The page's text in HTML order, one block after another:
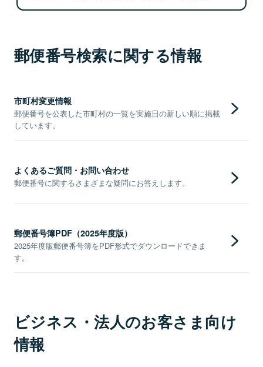
郵便番号検索に関する情報
市町村変更情報
郵便番号を公表した市町村の一覧を実施日の新しい順に掲載
しています。
よくあるご質問・お問い合わせ
郵便番号に関するさまざまな疑問にお答えします。
郵便番号簿PDF（2025年度版）
2025年度版郵便番号簿をPDF形式でダウンロードできま
す。
ビジネス・法人のお客さま向け
情報